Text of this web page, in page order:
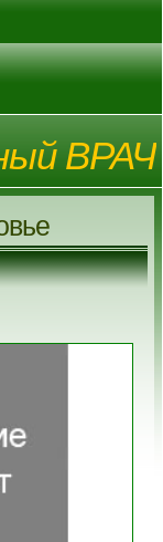
ВРАЧ